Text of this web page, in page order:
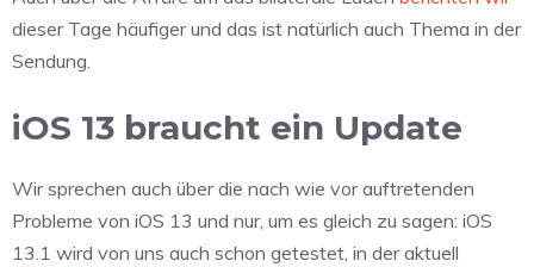
dieser Tage häufiger und das ist natürlich auch Thema in der
Sendung.
iOS 13 braucht ein Update
Wir sprechen auch über die nach wie vor auftretenden
Probleme von iOS 13 und nur, um es gleich zu sagen: iOS
13.1 wird von uns auch schon getestet, in der aktuell